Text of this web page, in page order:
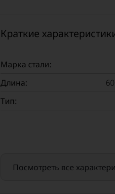
Краткие
Марка стали:
Длина:
Тип:
Посмотреть все